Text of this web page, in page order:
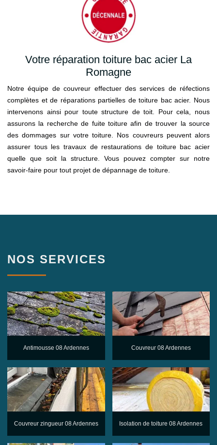
Votre réparation toiture bac acier La
Romagne
Notre équipe de couvreur effectuer des services de réfections
complètes et de réparations partielles de toiture bac acier. Nous
intervenons ainsi pour toute structure de toit. Pour cela, nous
assurons la recherche de fuite toiture afin de trouver la source
des dommages sur votre toiture. Nos couvreurs peuvent alors
assurer tous les travaux de restaurations de toiture bac acier
quelle que soit la structure. Vous pouvez compter sur notre
savoir-faire pour tout projet de dépannage de toiture.
NOS SERVICES
Antimousse 08 Ardennes Couvreur 08 Ardennes
Couvreur zingueur 08 Ardennes Isolation de toiture 08 Ardennes